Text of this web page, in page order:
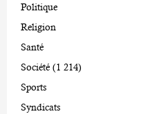
Politique
Religion
Santé
Société (1 214)
Sports
Syndicats